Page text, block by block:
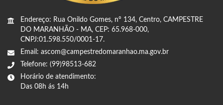
Endereço: Rua Onildo Gomes, nº 134, Centro, CAMPESTRE
DO MARANHÃO - MA, CEP: 65.968-000,
CNPJ:01.598.550/0001-17.
Email: ascom@campestredomaranhao.ma.gov.br
Telefone: (99)98513-682
Horário de atendimento:
Das 08h ás 14h